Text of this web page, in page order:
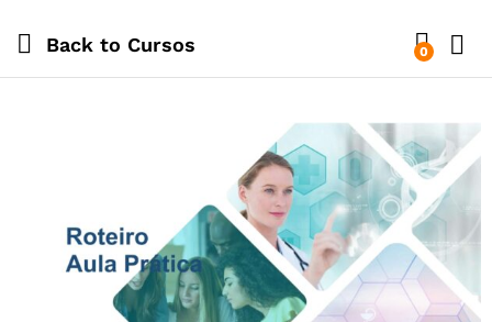
Back to Cursos 0